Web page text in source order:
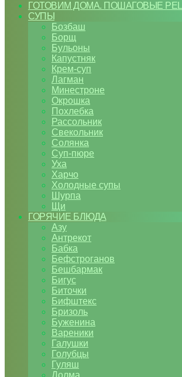
ГОТОВИМ ДОМА. ПОШАГОВЫЕ
СУПЫ
Бозбаш
Борщ
Бульоны
Капустняк
Крем-суп
Лагман
Минестроне
Окрошка
Похлебка
Рассольник
Свекольник
Солянка
Суп-пюре
Уха
Харчо
Холодные супы
Шурпа
Щи
ГОРЯЧИЕ БЛЮДА
Азу
Антрекот
Бабка
Бефстроганов
Бешбармак
Бигус
Биточки
Бифштекс
Бризоль
Буженина
Вареники
Галушки
Голубцы
Гуляш
Долма